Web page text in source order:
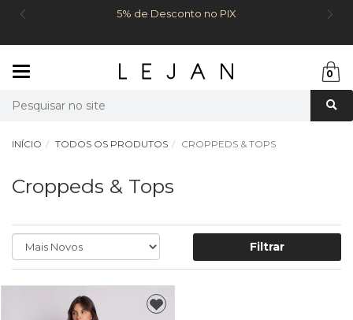
5% de Desconto no PIX
0
INÍCIO TODOS OS PRODUTOS CROPPEDS & TOPS
Croppeds & Tops
Filtrar